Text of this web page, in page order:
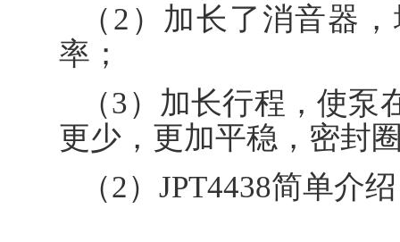
（2）加长了消音器
率；
（3）加长行程，使
更少，更加平稳，密封
（2）JPT4438简单介绍